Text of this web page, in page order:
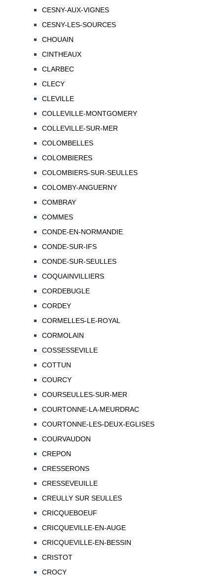
CESNY-AUX-VIGNES
CESNY-LES-SOURCES
CHOUAIN
CINTHEAUX
CLARBEC
CLECY
CLEVILLE
COLLEVILLE-MONTGOMERY
COLLEVILLE-SUR-MER
COLOMBELLES
COLOMBIERES
COLOMBIERS-SUR-SEULLES
COLOMBY-ANGUERNY
COMBRAY
COMMES
CONDE-EN-NORMANDIE
CONDE-SUR-IFS
CONDE-SUR-SEULLES
COQUAINVILLIERS
CORDEBUGLE
CORDEY
CORMELLES-LE-ROYAL
CORMOLAIN
COSSESSEVILLE
COTTUN
COURCY
COURSEULLES-SUR-MER
COURTONNE-LA-MEURDRAC
COURTONNE-LES-DEUX-EGLISES
COURVAUDON
CREPON
CRESSERONS
CRESSEVEUILLE
CREULLY SUR SEULLES
CRICQUEBOEUF
CRICQUEVILLE-EN-AUGE
CRICQUEVILLE-EN-BESSIN
CRISTOT
CROCY